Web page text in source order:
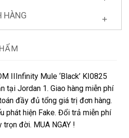
HÀNG
IIInfinity Mule ‘Black’ KI0825
tại Jordan 1. Giao hàng miễn phí
đầy đủ tổng giá trị đơn hàng.
phát hiện Fake. Đổi trả miễn phí
trọn đời. MUA NGAY !